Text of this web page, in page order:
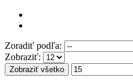
Zoradiť podľa:
Zobraziť:
Zobraziť všetko